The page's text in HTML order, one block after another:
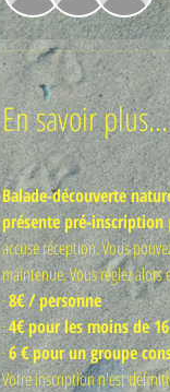
En savoir plus...
Balade-découverte
présente pré-inscription
accuse réception. Vous
maintenue. Vous réglez
· 8€ / personne
· 4€ pour les moins de
· 6 € pour un groupe
​Votre inscription n'est